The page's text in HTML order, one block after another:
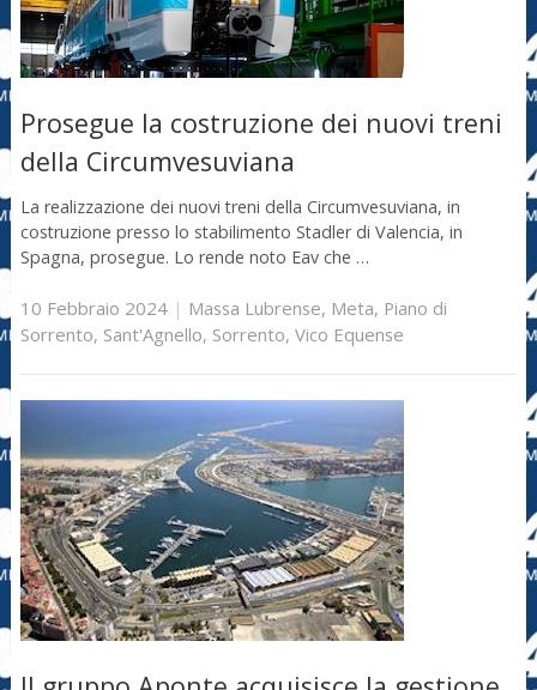
Prosegue la costruzione dei nuovi treni
della Circumvesuviana
La realizzazione dei nuovi treni della Circumvesuviana, in
costruzione presso lo stabilimento Stadler di Valencia, in
Spagna, prosegue. Lo rende noto Eav che …
10 Febbraio 2024| Massa Lubrense, Meta, Piano di
Sorrento, Sant'Agnello, Sorrento, Vico Equense